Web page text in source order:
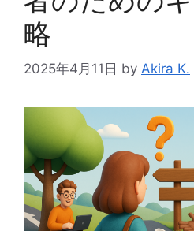
略
2025年4月11日 by Akira K.